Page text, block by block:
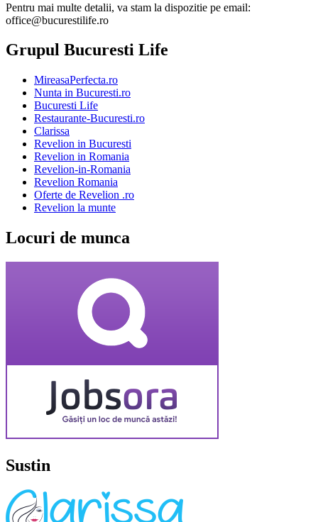
Pentru mai multe detalii, va stam la dispozitie pe email:
office@bucurestilife.ro
Grupul Bucuresti Life
MireasaPerfecta.ro
Nunta in Bucuresti.ro
Bucuresti Life
Restaurante-Bucuresti.ro
Clarissa
Revelion in Bucuresti
Revelion in Romania
Revelion-in-Romania
Revelion Romania
Oferte de Revelion .ro
Revelion la munte
Locuri de munca
Sustin